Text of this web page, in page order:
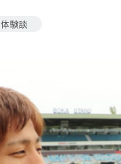
体験談